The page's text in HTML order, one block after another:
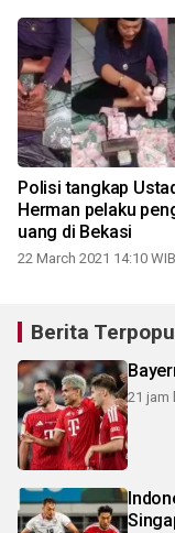
Polisi tangkap Ustadz
Herman pelaku
uang di Bekasi
22 March 2021 14:10
Berita
21 jam